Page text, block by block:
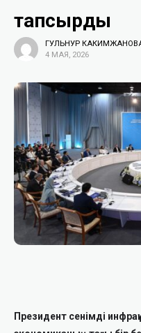
тапсырды
ГУЛЬНУР
4 МАЯ, 2026
Президент сенімді